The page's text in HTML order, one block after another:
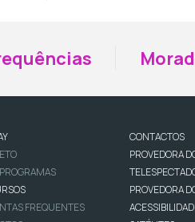
FREQUENTES
CONTACTOS
PROVEDORA
PROVEDORA